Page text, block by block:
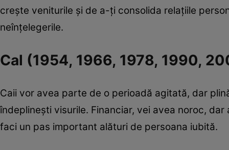
crește veniturile și de a-ți consolida relațiile
neînțelegerile.
Cal (1954, 1966, 1978, 1990,
Caii vor avea parte de o perioadă agitată, dar
îndeplinești visurile. Financiar, vei avea noroc,
faci un pas important alături de persoana iubită.